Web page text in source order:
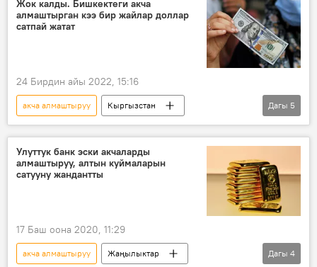
Жок калды. Бишкектеги акча
алмаштырган кээ бир жайлар доллар
сатпай жатат
24 Бирдин айы 2022, 15:16
акча алмаштыруу
Кыргызстан
Экономика
доллар
евро
суроо-талап
Дагы 5
Улуттук банк эски акчаларды
алмаштыруу, алтын куймаларын
сатууну жандантты
17 Баш оона 2020, 11:29
акча алмаштыруу
Жаңылыктар
Дагы 4